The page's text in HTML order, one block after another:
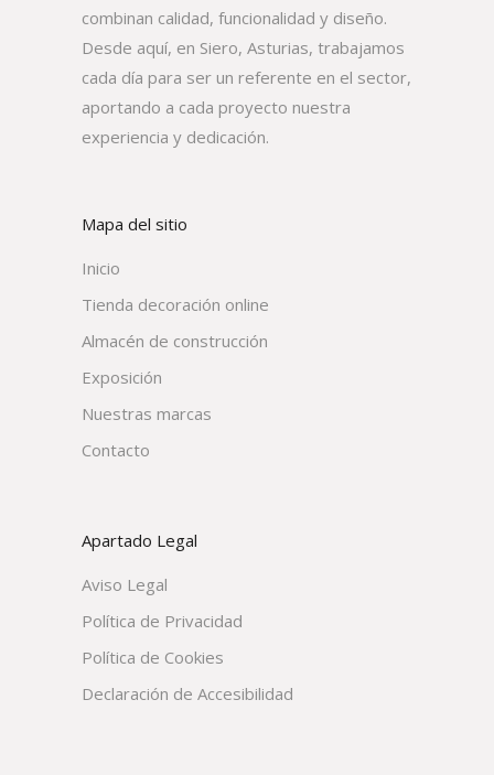
combinan calidad, funcionalidad y diseño.
Desde aquí, en Siero, Asturias, trabajamos
cada día para ser un referente en el sector,
aportando a cada proyecto nuestra
experiencia y dedicación.
Mapa del sitio
Inicio
Tienda decoración online
Almacén de construcción
Exposición
Nuestras marcas
Contacto
Apartado Legal
Aviso Legal
Política de Privacidad
Política de Cookies
Declaración de Accesibilidad